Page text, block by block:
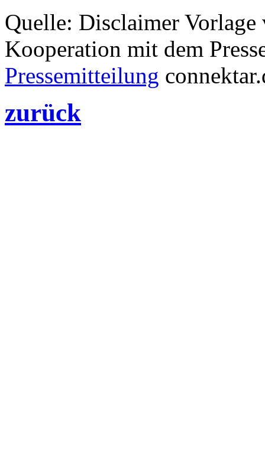
Quelle: Disclaimer
Kooperation mit dem
Pressemitteilung
zurück